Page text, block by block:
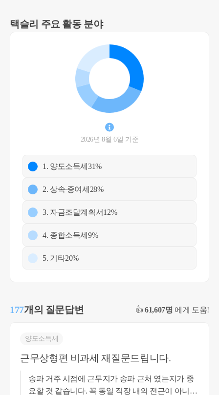
택슬리 주요 활동 분야
2026년 8월 6일 기준
1. 양도소득세31%
2. 상속∙증여세 28%
3. 자금조달계획서12%
4. 종합소득세9%
5. 기타20%
177개의 질문답변 👍61,607명 에게 도움!
양도소득세
근무상형편 비과세 재질문드립니다.
송파 거주 시점에 근무지가 송파 근처 였는지가 중
요할 것 같습니다. 꼭 동일 직장 내의 전근이 아니더